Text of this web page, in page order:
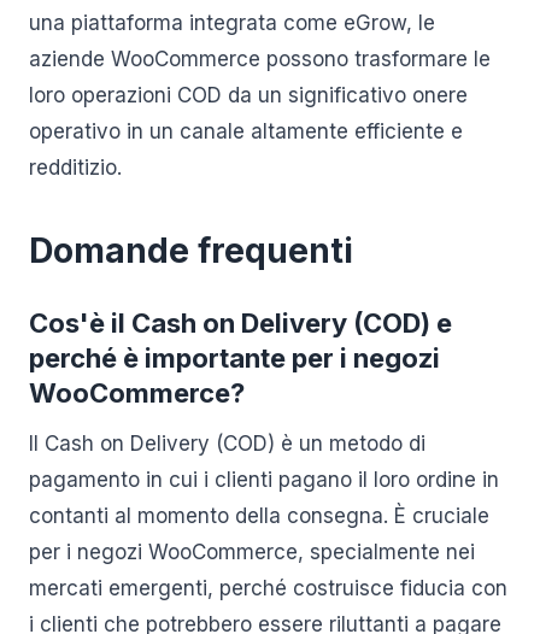
una piattaforma integrata come eGrow, le
aziende WooCommerce possono trasformare le
loro operazioni COD da un significativo onere
operativo in un canale altamente efficiente e
redditizio.
Domande frequenti
Cos'è il Cash on Delivery (COD) e
perché è importante per i negozi
WooCommerce?
Il Cash on Delivery (COD) è un metodo di
pagamento in cui i clienti pagano il loro ordine in
contanti al momento della consegna. È cruciale
per i negozi WooCommerce, specialmente nei
mercati emergenti, perché costruisce fiducia con
i clienti che potrebbero essere riluttanti a pagare